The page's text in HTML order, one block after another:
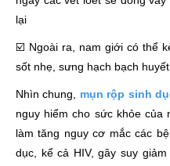
lại
☑️ Ngoài ra, nam giới có thể
sốt nhẹ, sưng hạch bạch
Nhìn chung, mụn rộp sinh
nguy hiểm cho sức khỏe của
làm tăng nguy cơ mắc các
dục, kể cả HIV, gây suy